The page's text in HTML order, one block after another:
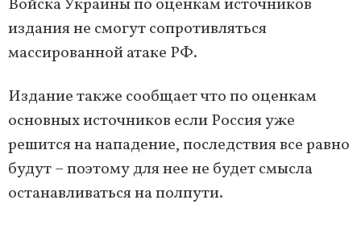
Войска Украины по оценкам источников
издания не смогут сопротивляться
массированной атаке РФ.
Издание также сообщает что по оценкам
основных источников если Россия уже
решится на нападение, последствия все равно
будут – поэтому для нее не будет смысла
останавливаться на полпути.